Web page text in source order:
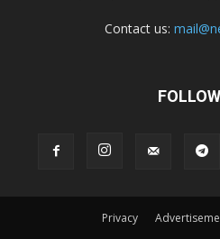
Contact us:
Privacy